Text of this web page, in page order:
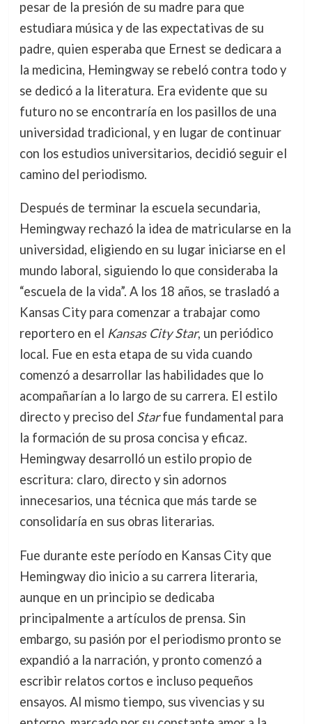
pesar de la presión de su madre para que
estudiara música y de las expectativas de su
padre, quien esperaba que Ernest se dedicara a
la medicina, Hemingway se rebeló contra todo y
se dedicó a la literatura. Era evidente que su
futuro no se encontraría en los pasillos de una
universidad tradicional, y en lugar de continuar
con los estudios universitarios, decidió seguir el
camino del periodismo.
Después de terminar la escuela secundaria,
Hemingway rechazó la idea de matricularse en la
universidad, eligiendo en su lugar iniciarse en el
mundo laboral, siguiendo lo que consideraba la
“escuela de la vida”. A los 18 años, se trasladó a
Kansas City para comenzar a trabajar como
reportero en el Kansas City Star, un periódico
local. Fue en esta etapa de su vida cuando
comenzó a desarrollar las habilidades que lo
acompañarían a lo largo de su carrera. El estilo
directo y preciso del Starfue fundamental para
la formación de su prosa concisa y eficaz.
Hemingway desarrolló un estilo propio de
escritura: claro, directo y sin adornos
innecesarios, una técnica que más tarde se
consolidaría en sus obras literarias.
Fue durante este período en Kansas City que
Hemingway dio inicio a su carrera literaria,
aunque en un principio se dedicaba
principalmente a artículos de prensa. Sin
embargo, su pasión por el periodismo pronto se
expandió a la narración, y pronto comenzó a
escribir relatos cortos e incluso pequeños
ensayos. Al mismo tiempo, sus vivencias y su